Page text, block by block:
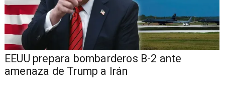
EEUU prepara bombarderos B-2 ante
amenaza de Trump a Irán